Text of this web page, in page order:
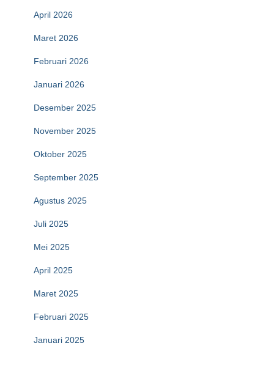
April 2026
Maret 2026
Februari 2026
Januari 2026
Desember 2025
November 2025
Oktober 2025
September 2025
Agustus 2025
Juli 2025
Mei 2025
April 2025
Maret 2025
Februari 2025
Januari 2025